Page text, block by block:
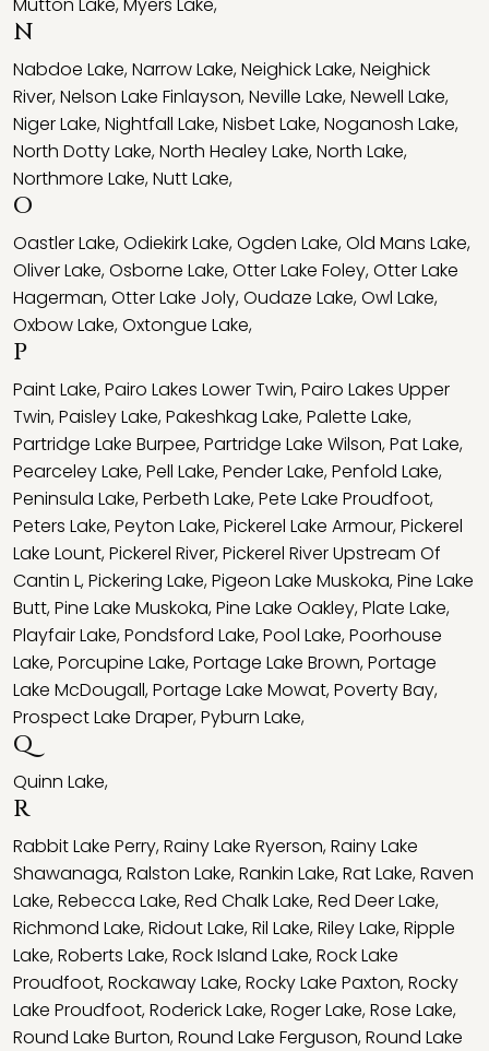
N
Nabdoe Lake,Narrow Lake,Neighick Lake,Neighick
River,Nelson Lake Finlayson,Neville Lake,Newell Lake,
Niger Lake,Nightfall Lake,Nisbet Lake,Noganosh Lake,
North Dotty Lake,North Healey Lake,North Lake,
Northmore Lake,Nutt Lake,
O
Oastler Lake,Odiekirk Lake,Ogden Lake,Old Mans Lake,
Oliver Lake,Osborne Lake,Otter Lake Foley,Otter Lake
Hagerman,Otter Lake Joly,Oudaze Lake,Owl Lake,
Oxbow Lake,Oxtongue Lake,
P
Paint Lake,Pairo Lakes Lower Twin,Pairo Lakes Upper
Twin,Paisley Lake,Pakeshkag Lake,Palette Lake,
Partridge Lake Burpee,Partridge Lake Wilson,Pat Lake,
Pearceley Lake,Pell Lake,Pender Lake,Penfold Lake,
Peninsula Lake,Perbeth Lake,Pete Lake Proudfoot,
Peters Lake,Peyton Lake,Pickerel Lake Armour,Pickerel
Lake Lount,Pickerel River,Pickerel River Upstream Of
Cantin L,Pickering Lake,Pigeon Lake Muskoka,Pine Lake
Butt,Pine Lake Muskoka,Pine Lake Oakley,Plate Lake,
Playfair Lake,Pondsford Lake,Pool Lake,Poorhouse
Lake,Porcupine Lake,Portage Lake Brown,Portage
Lake McDougall,Portage Lake Mowat,Poverty Bay,
Prospect Lake Draper,Pyburn Lake,
Q
Quinn Lake,
R
Rabbit Lake Perry,Rainy Lake Ryerson,Rainy Lake
Shawanaga,Ralston Lake,Rankin Lake,Rat Lake,Raven
Lake,Rebecca Lake,Red Chalk Lake,Red Deer Lake,
Richmond Lake,Ridout Lake,Ril Lake,Riley Lake,Ripple
Lake,Roberts Lake,Rock Island Lake,Rock Lake
Proudfoot,Rockaway Lake,Rocky Lake Paxton,Rocky
Lake Proudfoot,Roderick Lake,Roger Lake,Rose Lake,
Round Lake Burton,Round Lake Ferguson,Round Lake